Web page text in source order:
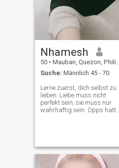
Nhamesh
50 • Mauban, Quezon, Philippinen
Suche: Männlich 45 - 70
Lerne zuerst, dich selbst zu
lieben. Liebe muss nicht
perfekt sein, sie muss nur
wahrhaftig sein. Opps hatte
und nicht darum, jeden Tag
zu kommunizieren. Es geht
um "Vertrauen" und